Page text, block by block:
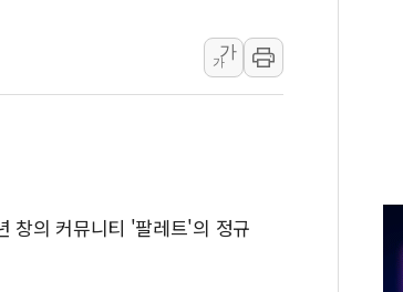
신세계사이먼 '대구 프리미엄 아울렛' 건립 '본궤도'
통령, 호우 피해 경북 안동·의성 특별재난지역 선포
농협생명, 농작업 중 온열질환 보장…폭염기 신속 보상 강화
가
가
창의 커뮤니티 '팔레트'의 정규